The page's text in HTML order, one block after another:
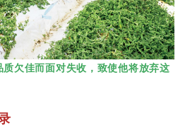
欠佳而面对失收，致使他将放弃这
记录